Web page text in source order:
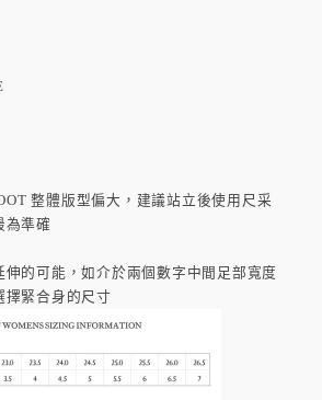
整體版型偏大，建議站立後使用尺采
為準確
伸的可能，如介於兩個數字中間足部寬度
擇緊合身的尺寸